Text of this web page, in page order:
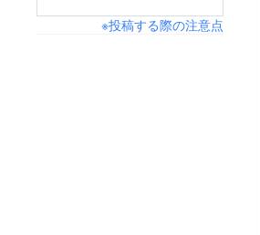
※投稿する際の注意点